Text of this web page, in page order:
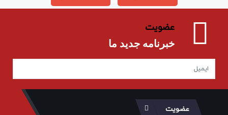
عضویت
خبرنامه جدید ما
عضویت